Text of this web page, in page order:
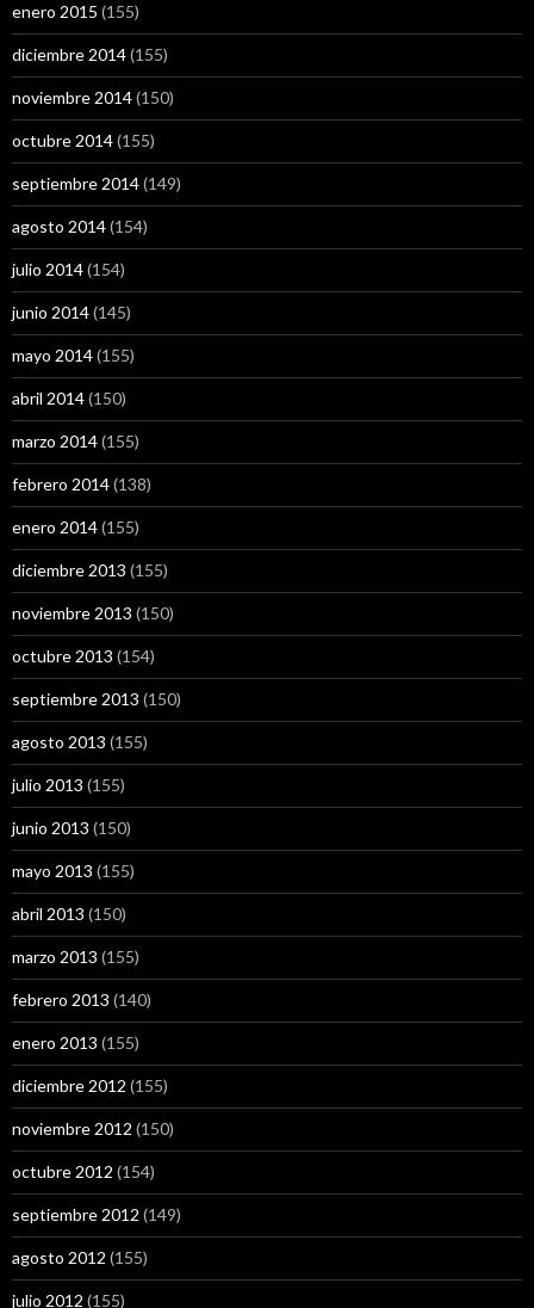
enero 2015 (155)
diciembre 2014(155)
noviembre 2014(150)
octubre 2014(155)
septiembre 2014(149)
agosto 2014(154)
julio 2014(154)
junio 2014(145)
mayo 2014(155)
abril 2014(150)
marzo 2014(155)
febrero 2014(138)
enero 2014(155)
diciembre 2013 (155)
noviembre 2013 (150)
octubre 2013 (154)
septiembre 2013 (150)
agosto 2013 (155)
julio 2013 (155)
junio 2013 (150)
mayo 2013 (155)
abril 2013 (150)
marzo 2013 (155)
febrero 2013 (140)
enero 2013 (155)
diciembre 2012 (155)
noviembre 2012 (150)
octubre 2012 (154)
septiembre 2012 (149)
agosto 2012 (155)
julio 2012 (155)